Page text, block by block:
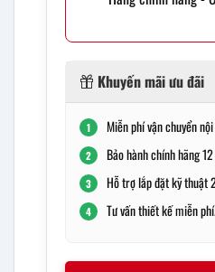
Khuyến mãi ưu đãi
1 Miễn phí vận chuyển
2 Bảo hành chính hãng
3 Hỗ trợ lắp đặt kỹ thuật
4 Tư vấn thiết kế miễn